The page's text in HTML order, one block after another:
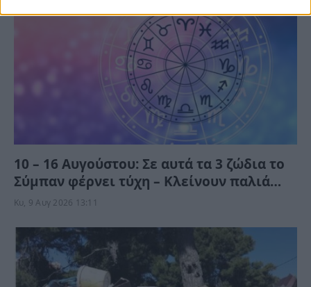
10 – 16 Αυγούστου: Σε αυτά τα 3 ζώδια το
Σύμπαν φέρνει τύχη – Κλείνουν παλιά
τεφτέρια και τους αντιμετωπίζουν
Κυ, 9 Αυγ 2026 13:11